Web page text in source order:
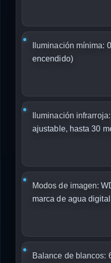
Iluminación mínima:
encendido)
Iluminación infrarroja:
ajustable, hasta 30
Modos de imagen:
marca de agua digital
Balance de blancos: